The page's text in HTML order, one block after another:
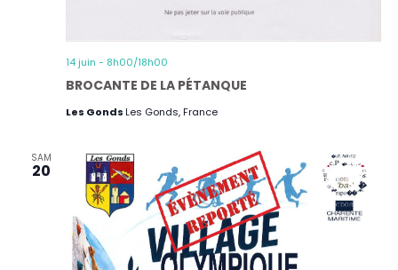
BROCANTE DE LA PÉTANQUE
14 juin - 8h00/18h00
Les Gonds Les Gonds, France
SAM
20